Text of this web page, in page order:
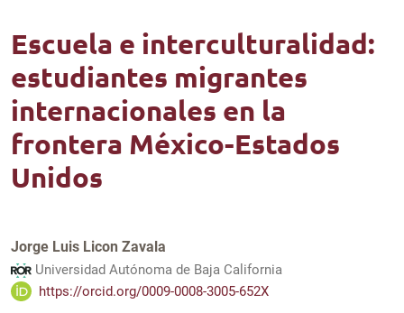
Escuela e interculturalidad:
estudiantes migrantes
internacionales en la
frontera México-Estados
Unidos
Jorge Luis Licon Zavala
Universidad Autónoma de Baja California
https://orcid.org/0009-0008-3005-652X